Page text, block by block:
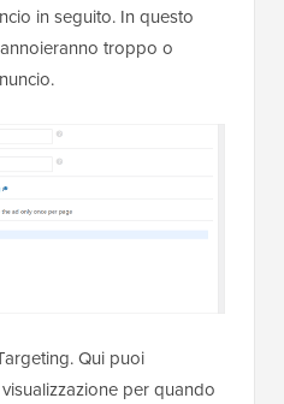
in seguito. In questo
troppo o
Qui puoi
per quando